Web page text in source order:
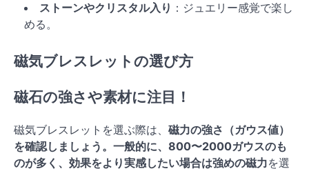
ストーンやクリスタル入り ：ジュエリー感覚で楽し
める。
磁気ブレスレットの選び方
磁石の強さや素材に注目！
磁気ブレスレットを選ぶ際は、 磁力の強さ（ガウス値）
を確認しましょう。一般的に、 800〜2000ガウスのも
のが多く、効果をより実感したい場合は強めの磁力を選